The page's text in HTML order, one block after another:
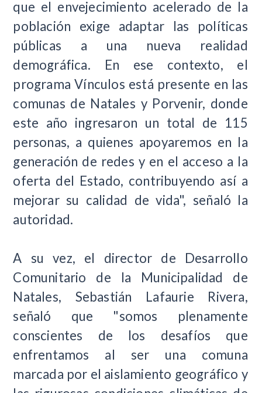
que el envejecimiento acelerado de la
población exige adaptar las políticas
públicas a una nueva realidad
demográfica. En ese contexto, el
programa Vínculos está presente en las
comunas de Natales y Porvenir, donde
este año ingresaron un total de 115
personas, a quienes apoyaremos en la
generación de redes y en el acceso a la
oferta del Estado, contribuyendo así a
mejorar su calidad de vida", señaló la
autoridad.
A su vez, el director de Desarrollo
Comunitario de la Municipalidad de
Natales, Sebastián Lafaurie Rivera,
señaló que "somos plenamente
conscientes de los desafíos que
enfrentamos al ser una comuna
marcada por el aislamiento geográfico y